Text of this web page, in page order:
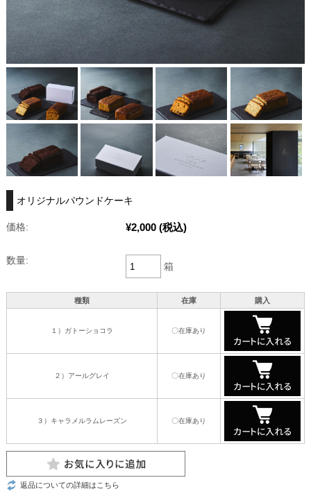
オリジナルパウンドケーキ
価格: ¥2,000 (税込)
数量:
箱
種類 在庫 購入
１）ガトーショコラ 〇在庫あり
２）アールグレイ 〇在庫あり
３）キャラメルラムレーズン 〇在庫あり
返品についての詳細はこちら